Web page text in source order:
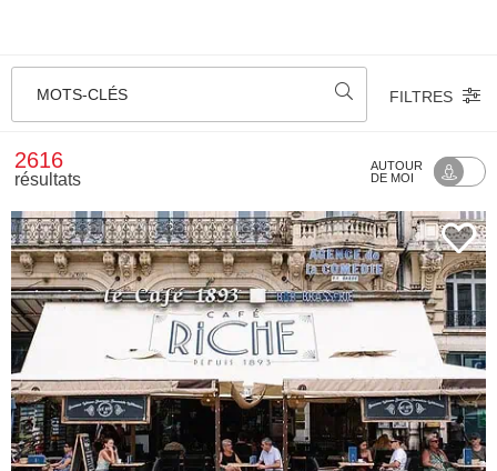
MOTS-CLÉS FILTRES
2616
résultats
AUTOUR
DE MOI